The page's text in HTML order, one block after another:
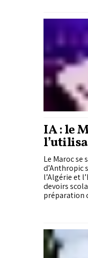
IA : le
Le Maroc
d’Anthropic
l’Algérie et
devoirs
préparation